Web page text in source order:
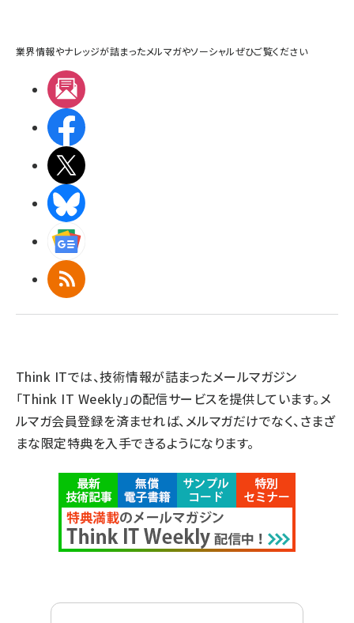
業界情報やナレッジが詰まったメルマガやソーシャルぜひご覧ください
RSS
Think ITでは、技術情報が詰まったメールマガジン
「Think IT Weekly」の配信サービスを提供しています。メ
ルマガ会員登録を済ませれば、メルマガだけでなく、さまざ
まな限定特典を入手できるようになります。